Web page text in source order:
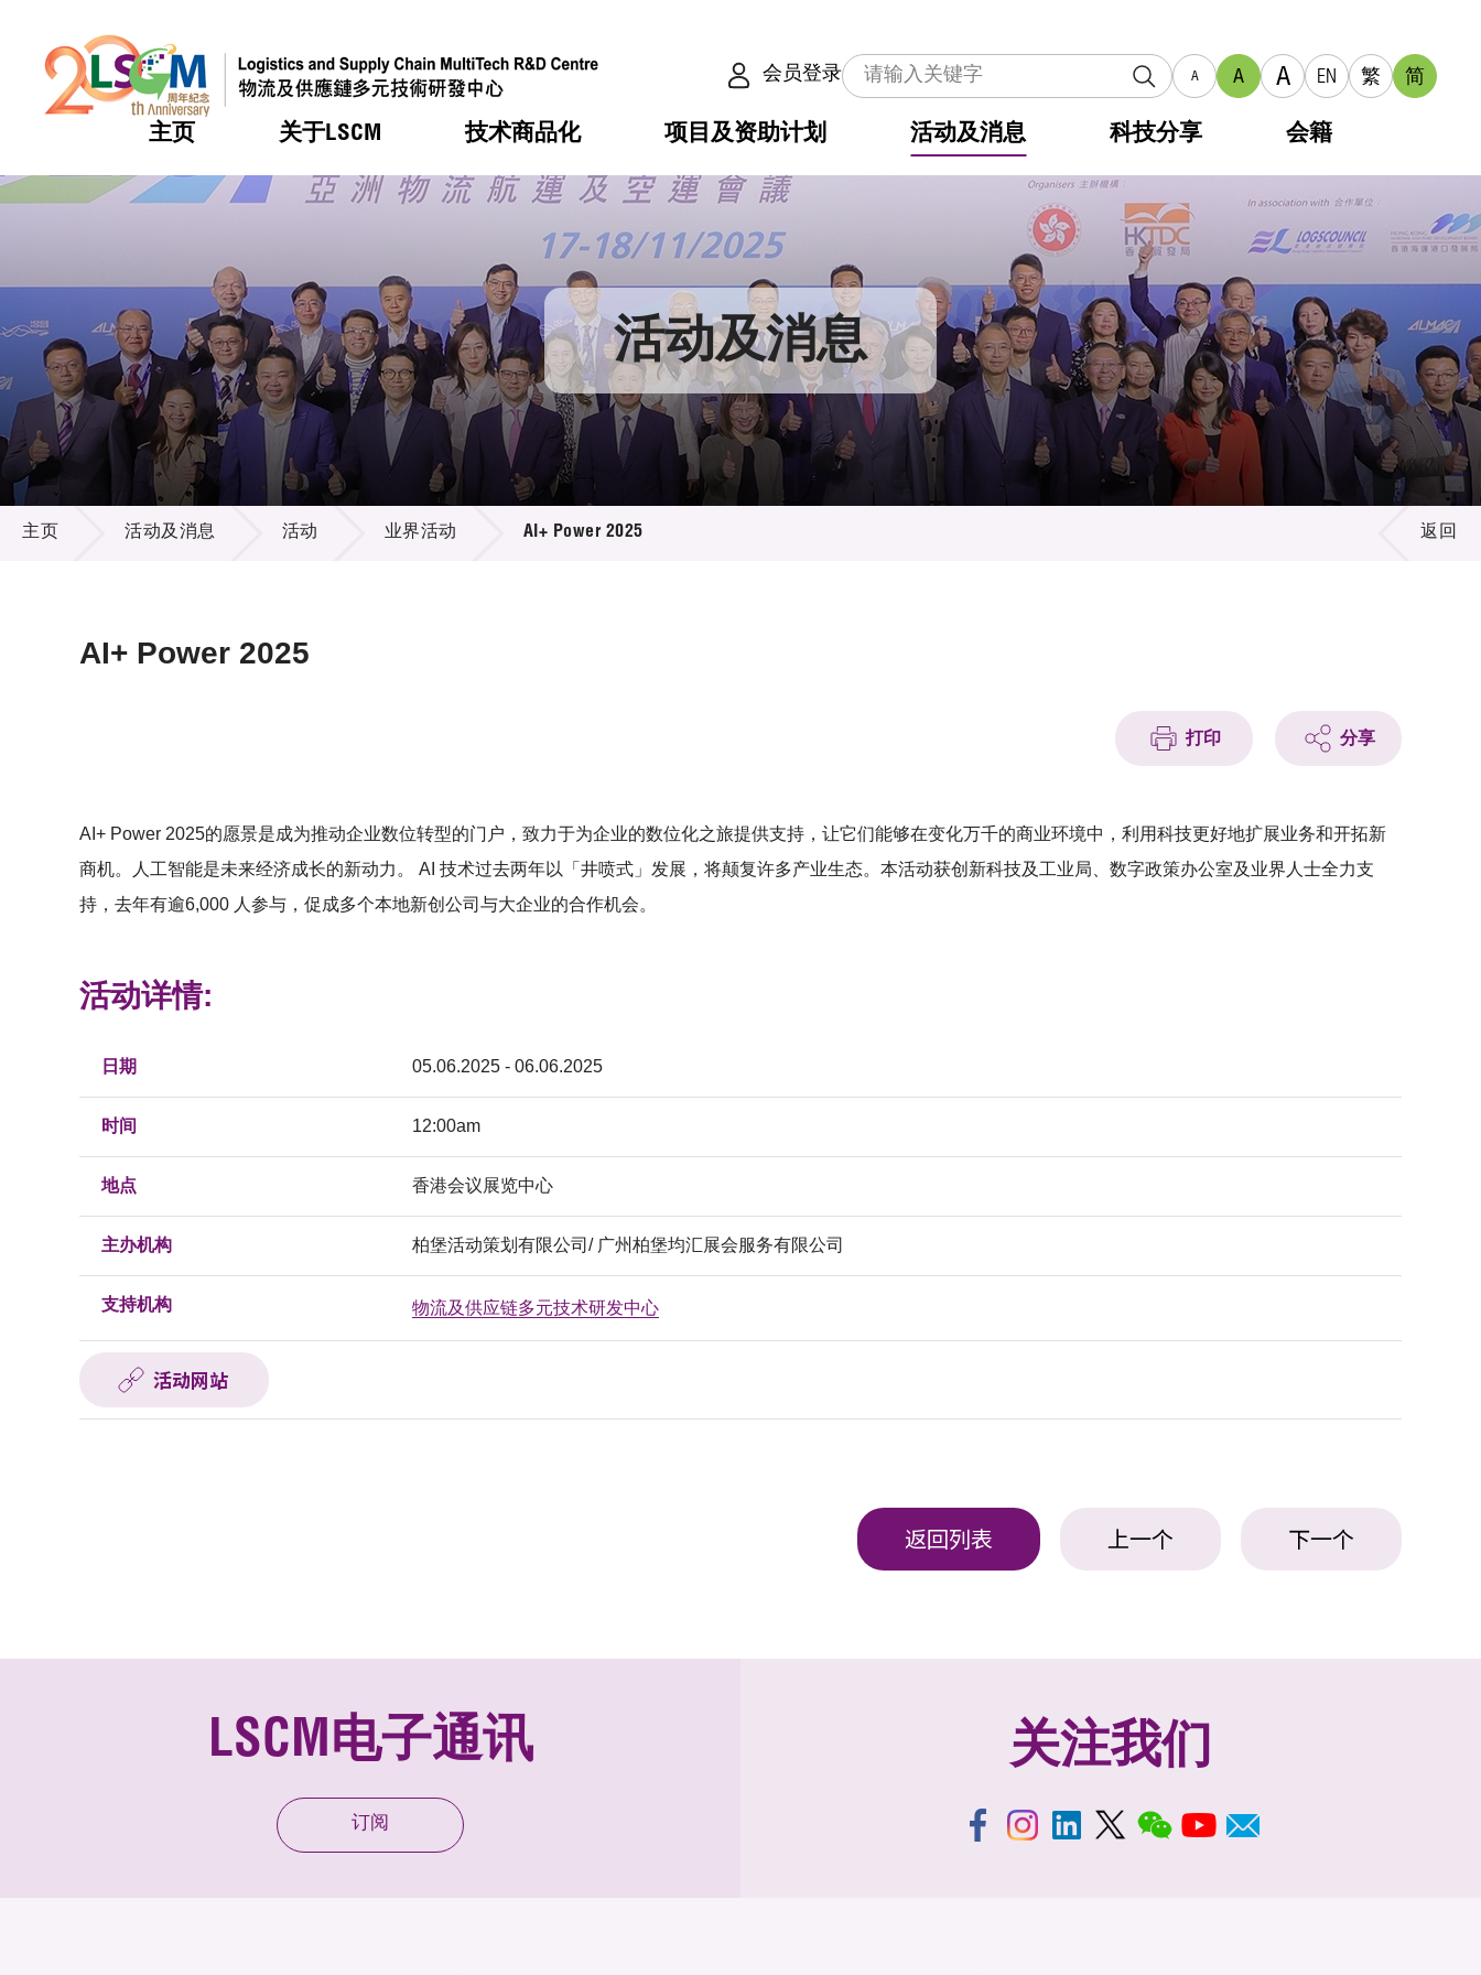
会员登录 A A A EN 繁 简
主页 关于LSCM
热门 机构简介
组织架构
组织架构
董事局
研究顾问
招标通告
技术商品化
热门 服务
可获授权之技术
应用于公共服务之创新技术
重点项目
项目及资助计划
热门 合作计划
资助计划
资助计划
税务优惠
申请
评审
征求研发项目计划书
项目资料库
活动及消息
热门 活动
奖项
新闻中心
媒体报导
新闻稿
资讯中心
多媒体
出版刊物
科技分享 会籍
热门 会籍及服务
会员列表
会员登入 活动及消息
活动及消息
主页 活动及消息 活动 业界活动 AI+ Power 2025 返回
AI+ Power 2025
打印 分享
AI+ Power 2025的愿景是成为推动企业数位转型的门户，致力于为企业的数位化之旅提供支持，让它们能够在变化万千的商业环境中，利用科技更好地扩展业务和开拓新
商机。人工智能是未来经济成长的新动力。 AI 技术过去两年以「井喷式」发展，将颠复许多产业生态。本活动获创新科技及工业局、数字政策办公室及业界人士全力支
持，去年有逾6,000 人参与，促成多个本地新创公司与大企业的合作机会。
活动详情:
日期 05.06.2025 - 06.06.2025
时间 12:00am
地点 香港会议展览中心
主办机构 柏堡活动策划有限公司/ 广州柏堡均汇展会服务有限公司
支持机构 物流及供应链多元技术研发中心
活动网站
返回列表 上一个 下一个
LSCM电子通讯
订阅
关注我们